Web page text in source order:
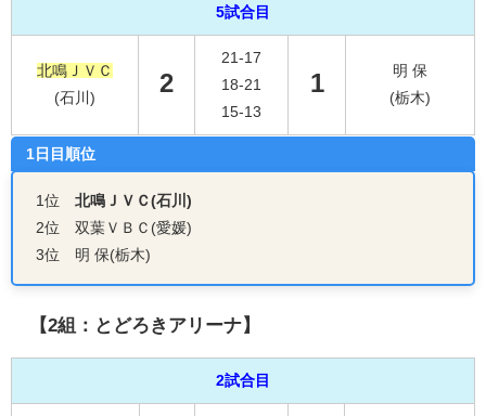
5試合目
北鳴ＪＶＣ
(石川)
2
21-17
18-21
15-13
1
明 保
(栃木)
1日目順位
1位 北鳴ＪＶＣ(石川)
2位 双葉ＶＢＣ(愛媛)
3位 明 保(栃木)
【2組：とどろきアリーナ】
2試合目